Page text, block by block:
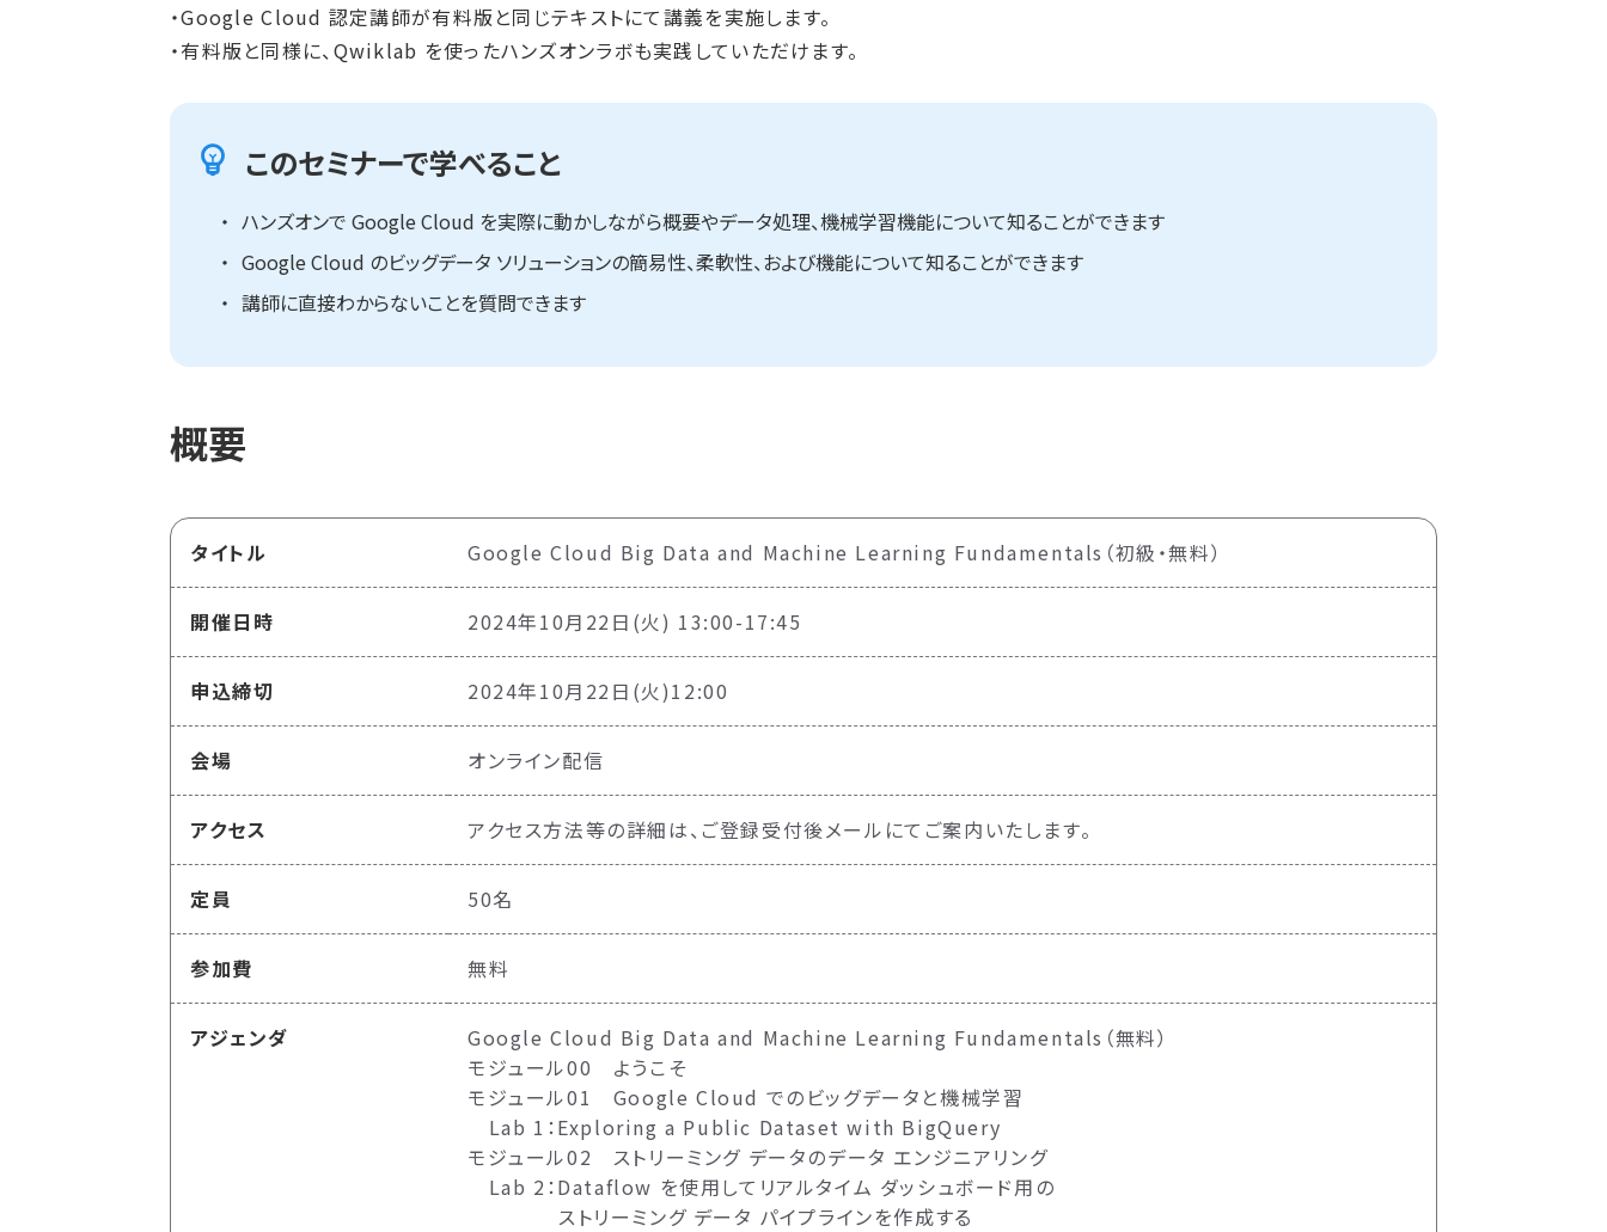
・Google Cloud 認定講師が有料版と同じテキストにて講義を実施します。
・有料版と同様に、Qwiklab を使ったハンズオンラボも実践していただけます。
このセミナーで学べること
ハンズオンで Google Cloud を実際に動かしながら概要やデータ処理、機械学習機能について知ることができます
Google Cloud のビッグデータ ソリューションの簡易性、柔軟性、および機能について知ることができます
講師に直接わからないことを質問できます
概要
タイトル Google Cloud Big Data and Machine Learning Fundamentals（初級・無料）
開催日時 2024年10月22日(火) 13:00-17:45
申込締切 2024年10月22日(火)12:00
会場 オンライン配信
アクセス アクセス方法等の詳細は、ご登録受付後メールにてご案内いたします。
定員 50名
参加費 無料
アジェンダ
Google Cloud Big Data and Machine Learning Fundamentals（無料）
モジュール00 ようこそ
モジュール01 Google Cloud でのビッグデータと機械学習
Lab 1：Exploring a Public Dataset with BigQuery
モジュール02 ストリーミング データのデータ エンジニアリング
Lab 2：Dataflow を使用してリアルタイム ダッシュボード用の
ストリーミング データ パイプラインを作成する